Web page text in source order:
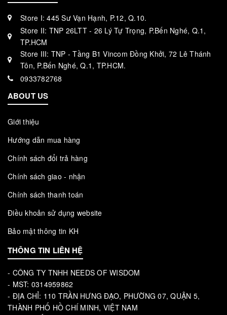
Store I: 445 Sư Vạn Hạnh, P.12, Q.10.
Store II: TNP 26LTT - 26 Lý Tự Trọng, P.Bến Nghé, Q.1,
TP.HCM
Store III: TNP - Tầng B1 Vincom Đồng Khởi, 72 Lê Thánh
Tôn, P.Bến Nghé, Q.1, TP.HCM.
0933782768
ABOUT US
Giới thiệu
Hướng dẫn mua hàng
Chính sách đổi trả hàng
Chính sách giao - nhận
Chính sách thanh toán
Điều khoản sử dụng website
Bảo mật thông tin KH
THÔNG TIN LIÊN HỆ
- CÔNG TY TNHH NEEDS OF WISDOM
- MST: 0314959862
- ĐỊA CHỈ: 110 TRẦN HƯNG ĐẠO, PHƯỜNG 07, QUẬN 5,
THÀNH PHỐ HỒ CHÍ MINH, VIỆT NAM